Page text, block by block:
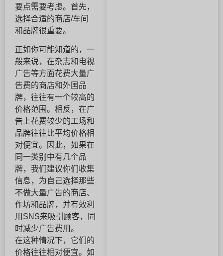
要点需要考虑。首先，
选择合适的商店/车间
和品牌很重要。
正如你可能知道的，一
般来说，在杂志和电视
广告等方面花费大量广
告费的商店和外国品
牌，往往有一个较高的
价格范围。相反，在广
告上花费较少的工场和
品牌往往比平均价格相
对便宜。因此，如果在
同一类别中有几个品
牌，我们建议你们收集
信息，为自己选择那些
不做大量广告的商店、
作坊和品牌，并有效利
用SNS来吸引顾客，同
时减少广告费用。
在这种情况下，它们的
价格往往相对便宜。如